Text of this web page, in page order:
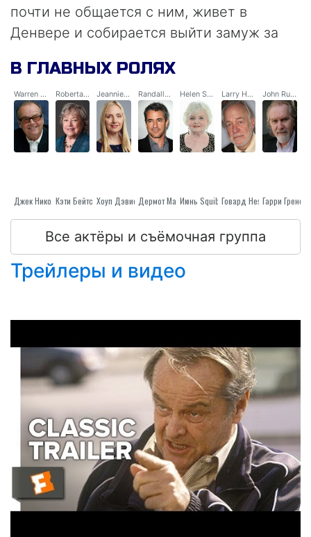
почти не общается с ним, живет в
Денвере и собирается выйти замуж за
же делать? Шмидт отправляется в
поездку через всю страну, чтобы
остановить эту свадьбу, а заодно и найти
смысл своей собственной жизни.
В ГЛАВНЫХ РОЛЯХ
Warren Schmidt
Джек Николсон
Roberta Hertzel
Кэти Бейтс
Jeannie Schmidt
Хоуп Дэвис
Randall Hertzel
Дермот Малруни
Helen Schmidt
Июнь Squibb
Larry Hertzel
Говард Hesseman
John Rusk
Гарри Гренер
Все актёры и съёмочная группа
Трейлеры и видео